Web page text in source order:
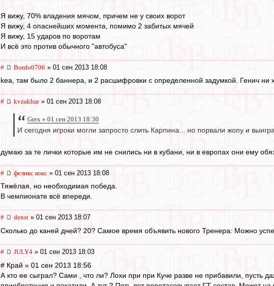
Я вижу, 70% владения мячом, причем не у своих ворот
Я вижу, 4 опаснейших момента, помимо 2 забитых мячей
Я вижу, 15 ударов по воротам
И всё это против обычного "автобуса"
# Bordo0706 » 01 сен 2013 18:08
kea, там было 2 баннера, и 2 расшифровки с определенной задумкой. Генич
# kvzakhar» 01 сен 2013 18:08
Grex » 01 сен 2013 18:30
И сегодня игроки могли запросто слить Карпина... но порвали жопу и
думаю за те лички которые им не снились ни в кубани, ни в европах они ему
# феликс кокс » 01 сен 2013 18:08
Тяжёлая, но необходимая победа.
В чемпионате всё впереди.
# denst » 01 сен 2013 18:07
Сколько до каней дней? 20? Самое время объявить нового Тренера: Можно
# JULY4 » 01 сен 2013 18:03
# Край » 01 сен 2013 18:56
А кто ее сыграл? Сами , что ли? Лохи при при Куче разве не прибавили,